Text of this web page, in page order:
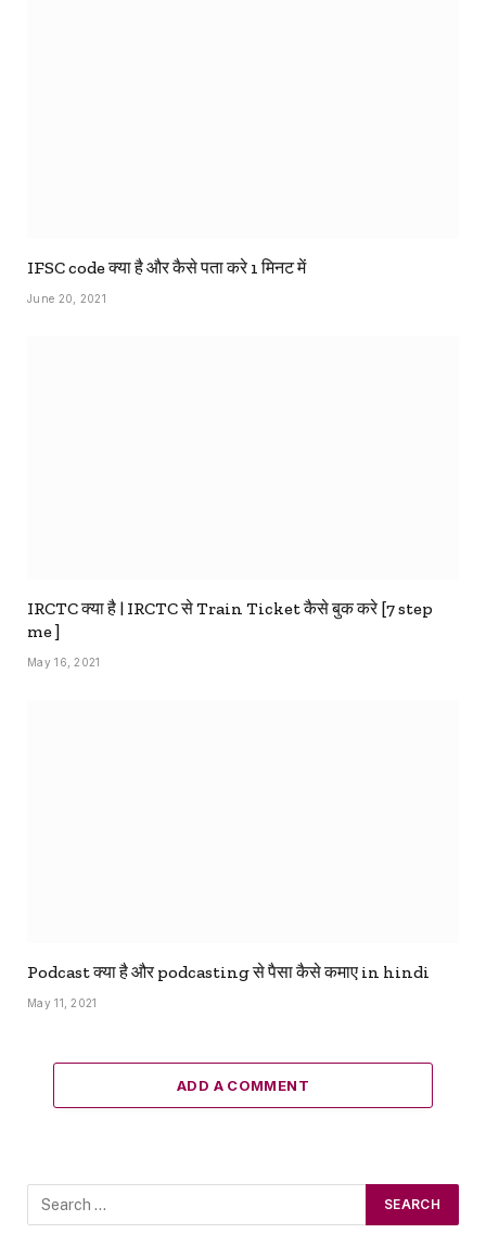
IFSC code क्या है और कैसे पता करे 1 मिनट में
June 20, 2021
IRCTC क्या है | IRCTC से Train Ticket कैसे बुक करे [7 step
me ]
May 16, 2021
Podcast क्या है और podcasting से पैसा कैसे कमाए in hindi
May 11, 2021
ADD A COMMENT